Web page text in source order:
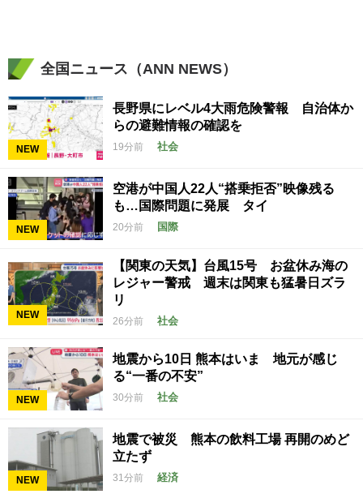
全国ニュース（ANN NEWS）
NEW
長野県にレベル4大雨危険警報 自治体か
らの避難情報の確認を
19分前 社会
NEW
空港が中国人22人“搭乗拒否”映像残る
も…国際問題に発展 タイ
20分前 国際
NEW
【関東の天気】台風15号 お盆休み海の
レジャー警戒 週末は関東も猛暑日ズラ
リ
26分前 社会
NEW
地震から10日 熊本はいま 地元が感じ
る“一番の不安”
30分前 社会
NEW
地震で被災 熊本の飲料工場 再開のめど
立たず
31分前 経済